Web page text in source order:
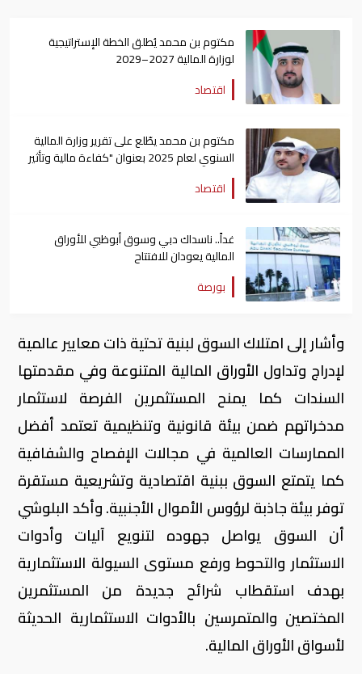
مكتوم بن محمد يُطلق الخطة الإستراتيجية
لوزارة المالية 2027–2029
اقتصاد
مكتوم بن محمد يطّلع على تقرير وزارة المالية
السنوي لعام 2025 بعنوان "كفاءة مالية وتأثير
عالمي"
اقتصاد
غداً.. ناسداك دبي وسوق أبوظبي للأوراق
المالية يعودان للافتتاح
بورصة
وأشار إلى امتلاك السوق لبنية تحتية ذات معايير عالمية
لإدراج وتداول الأوراق المالية المتنوعة وفي مقدمتها
السندات كما يمنح المستثمرين الفرصة لاستثمار
مدخراتهم ضمن بيئة قانونية وتنظيمية تعتمد أفضل
الممارسات العالمية في مجالات الإفصاح والشفافية
كما يتمتع السوق ببنية اقتصادية وتشريعية مستقرة
توفر بيئة جاذبة لرؤوس الأموال الأجنبية. وأكد البلوشي
أن السوق يواصل جهوده لتنويع آليات وأدوات
الاستثمار والتحوط ورفع مستوى السيولة الاستثمارية
بهدف استقطاب شرائح جديدة من المستثمرين
المختصين والمتمرسين بالأدوات الاستثمارية الحديثة
لأسواق الأوراق المالية.